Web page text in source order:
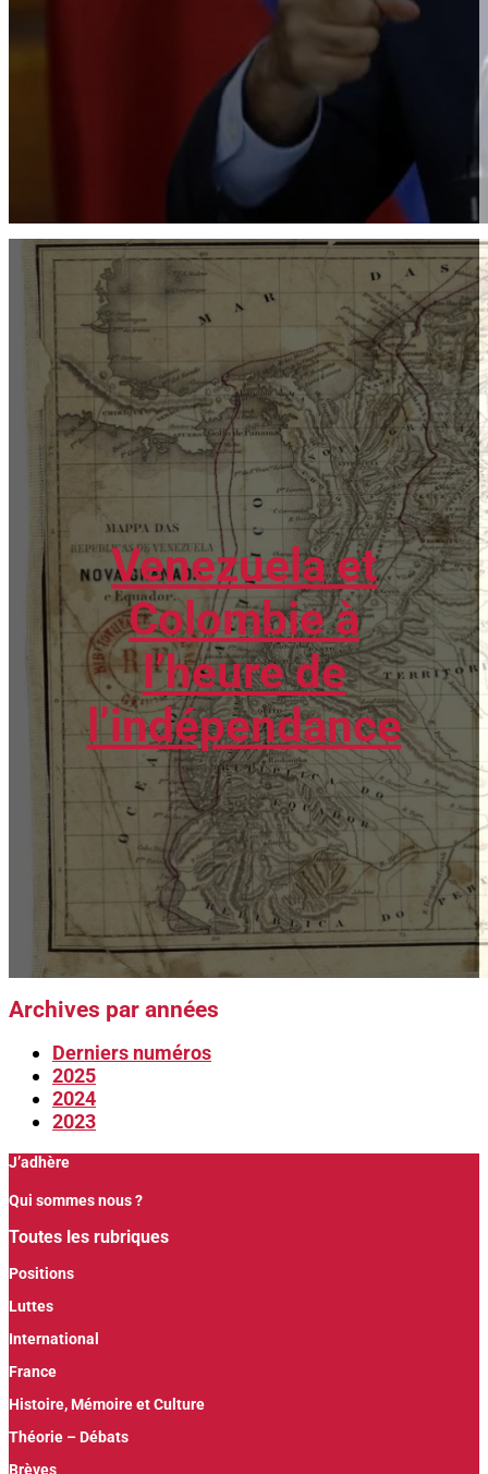
Venezuela et
Colombie à
l’heure de
l’indépendance
Archives par années
Derniers numéros
2025
2024
2023
J’adhère
Qui sommes nous ?
Toutes les rubriques
Positions
Luttes
International
France
Histoire, Mémoire et Culture
Théorie – Débats
Brèves